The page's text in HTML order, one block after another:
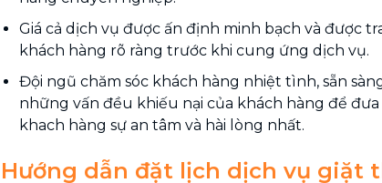
Giá cả dịch vụ được ấn định minh bạch và được
khách hàng rõ ràng trước khi cung ứng dịch vụ.
Đội ngũ chăm sóc khách hàng nhiệt tình, sẵn
những vấn đều khiếu nại của khách hàng để
khach hàng sự an tâm và hài lòng nhất.
Hướng dẫn đặt lịch dịch vụ giặt